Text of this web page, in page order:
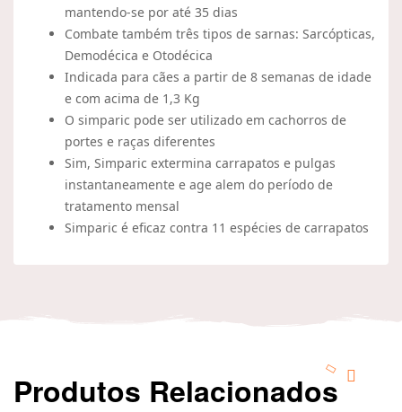
mantendo-se por até 35 dias
Combate também três tipos de sarnas: Sarcópticas,
Demodécica e Otodécica
Indicada para cães a partir de 8 semanas de idade
e com acima de 1,3 Kg
O simparic pode ser utilizado em cachorros de
portes e raças diferentes
Sim, Simparic extermina carrapatos e pulgas
instantaneamente e age alem do período de
tratamento mensal
Simparic é eficaz contra 11 espécies de carrapatos
Produtos Relacionados